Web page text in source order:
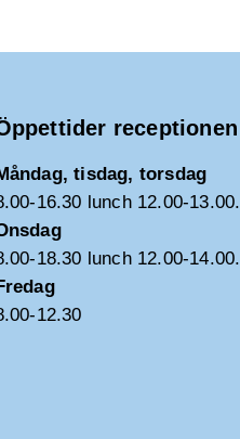
receptionen
tisdag, torsdag
16.30 lunch 12.00-13.00.
18.30 lunch 12.00-14.00.
12.30